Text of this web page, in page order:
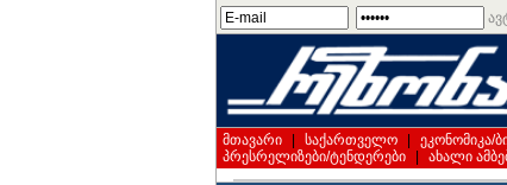
მთავარი საქართველო ეკონომიკა/
პრესრელიზები/ტენდერები
ახალი